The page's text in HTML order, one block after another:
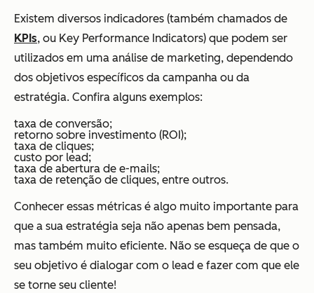
Existem diversos indicadores (também chamados de
KPIs, ou Key Performance Indicators) que podem ser
utilizados em uma análise de marketing, dependendo
dos objetivos específicos da campanha ou da
estratégia. Confira alguns exemplos:
taxa de conversão;
retorno sobre investimento (ROI);
taxa de cliques;
custo por lead;
taxa de abertura de e-mails;
taxa de retenção de cliques, entre outros.
Conhecer essas métricas é algo muito importante para
que a sua estratégia seja não apenas bem pensada,
mas também muito eficiente. Não se esqueça de que o
seu objetivo é dialogar com o lead e fazer com que ele
se torne seu cliente!